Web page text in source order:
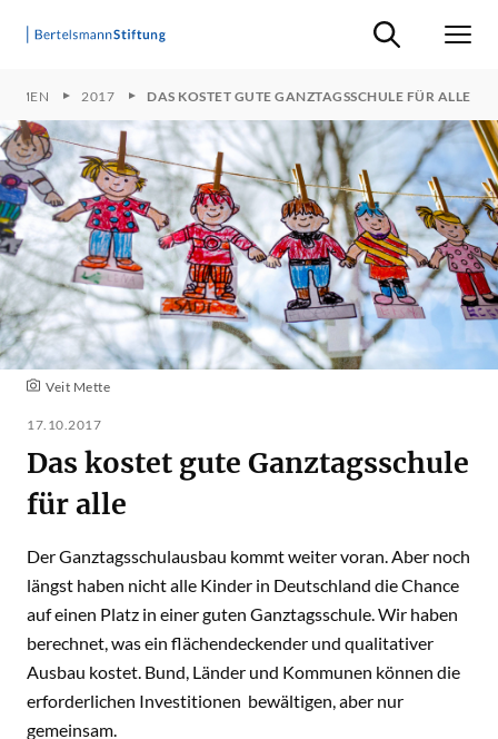
Suche ein-/
2017 DAS KOSTET GUTE GANZTAGSSCHULE FÜR ALLE
Veit Mette
17.10.2017
Das kostet gute Ganztagsschule
für alle
Der Ganztagsschulausbau kommt weiter voran. Aber noch
längst haben nicht alle Kinder in Deutschland die Chance
auf einen Platz in einer guten Ganztagsschule. Wir haben
berechnet, was ein flächendeckender und qualitativer
Ausbau kostet. Bund, Länder und Kommunen können die
erforderlichen Investitionen bewältigen, aber nur
gemeinsam.